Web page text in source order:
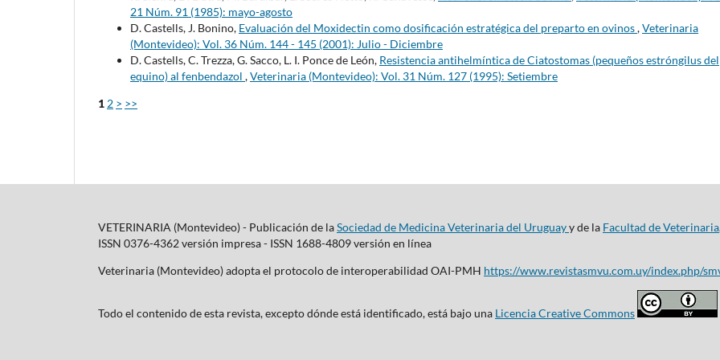
21 Núm. 91 (1985): mayo-agosto
D. Castells, J. Bonino, Evaluación del Moxidectin como dosificación estratégica del preparto en ovinos,Veterinaria
(Montevideo): Vol. 36 Núm. 144 - 145 (2001): Julio - Diciembre
D. Castells, C. Trezza, G. Sacco, L. I. Ponce de León, Resistencia antihelmíntica de Ciatostomas (pequeños estróngilus del
equino) al fenbendazol ,Veterinaria (Montevideo): Vol. 31 Núm. 127 (1995): Setiembre
1 2 > >>
VETERINARIA (Montevideo) - Publicación de laSociedad de Medicina Veterinaria del Uruguayy de la Facultad de Veterinaria
ISSN 0376-4362 versión impresa - ISSN 1688-4809 versión en línea
Veterinaria (Montevideo) adopta el protocolo de interoperabilidad OAI-PMH https://www.revistasmvu.com.uy/index.php/
Todo el contenido de esta revista, excepto dónde está identificado, está bajo una Licencia Creative Commons